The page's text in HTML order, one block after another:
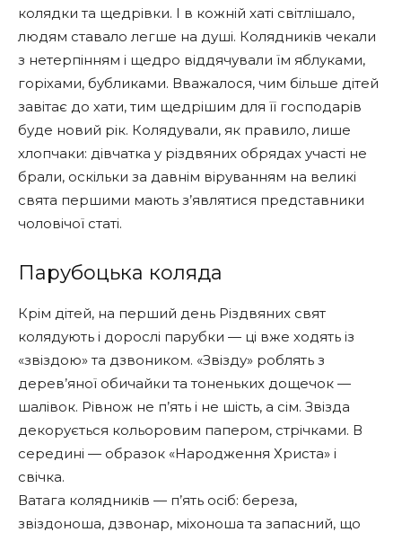
колядки та щедрівки. І в кожній хаті світлішало,
людям ставало легше на душі. Колядників чекали
з нетерпінням і щедро віддячували їм яблуками,
горіхами, бубликами. Вважалося, чим більше дітей
завітає до хати, тим щедрішим для її господарів
буде новий рік. Колядували, як правило, лише
хлопчаки: дівчатка у різдвяних обрядах участі не
брали, оскільки за давнім віруванням на великі
свята першими мають з’являтися представники
чоловічої статі.
Парубоцька коляда
Крім дітей, на перший день Різдвяних свят
колядують і дорослі парубки — ці вже ходять із
«звіздою» та дзвоником. «Звізду» роблять з
дерев’яної обичайки та тоненьких дощечок —
шалівок. Рівнож не п’ять і не шість, а сім. Звізда
декорується кольоровим папером, стрічками. В
середині — образок «Народження Христа» і
свічка.
Ватага колядників — п’ять осіб: береза,
звіздоноша, дзвонар, міхоноша та запасний, що